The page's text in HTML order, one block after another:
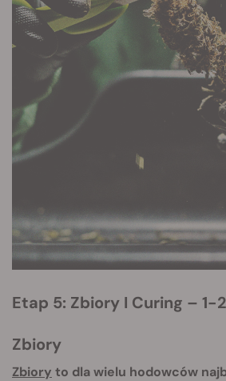
Etap 5: Zbiory I Curing – 1-
Zbiory
Zbiory to dla wielu hodowców